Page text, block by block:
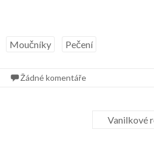
Moučníky Pečení
Žádné komentáře
Vanilkové